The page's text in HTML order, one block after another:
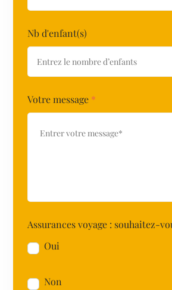
Nb d'enfant(s)
Votre message *
Assurances voyage : souhaitez-
Oui
Non